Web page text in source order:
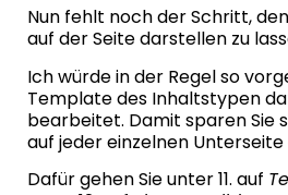
Nun fehlt noch der Schritt,
auf der Seite darstellen zu
Ich würde in der Regel so
Template des Inhaltstypen
bearbeitet. Damit sparen Sie
auf jeder einzelnen Unterseite
Dafür gehen Sie unter 11. auf